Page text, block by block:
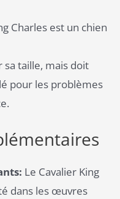
Charles est un chien
taille, mais doit
pour les problèmes
Le Cavalier King
dans les œuvres